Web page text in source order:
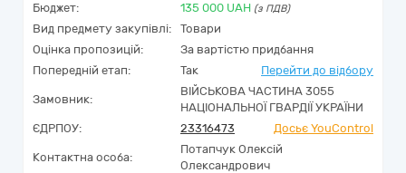
Бюджет: 135 000 UAH (з ПДВ)
Вид предмету закупівлі:
Товари
Оцінка пропозицій:
За вартістю придбання
Попередній етап:
Так Перейти до відбору
Замовник:
ВІЙСЬКОВА ЧАСТИНА 3055
НАЦІОНАЛЬНОЇ ГВАРДІЇ УКРАЇНИ
ЄДРПОУ:
23316473 Досьє YouControl
Контактна особа:
Потапчук Олексій
Олександрович